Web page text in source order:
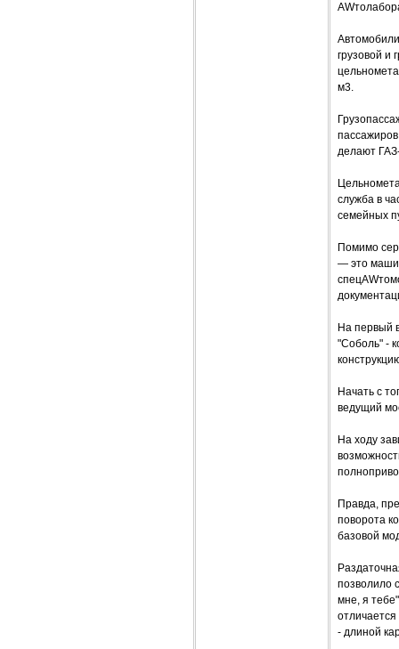
грузовой и
м3.
делают
служба в
семейных
Помимо
— это
На первый
"Соболь" -
Начать с
ведущий
На ходу
Правда,
поворота
базовой
позволило
мне, я
- длиной